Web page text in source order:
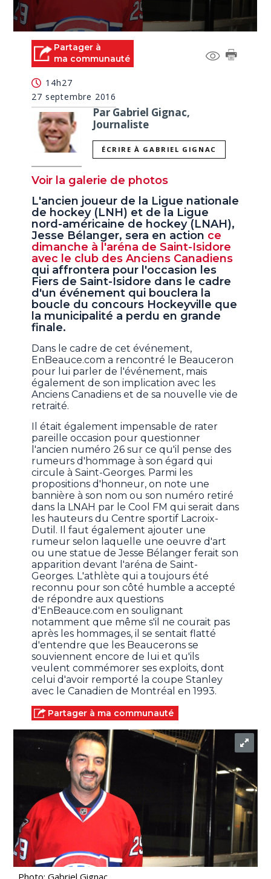
seconds Partager à
ma communauté
14h27
27 septembre 2016
Par Gabriel Gignac,
Journaliste
ÉCRIRE À GABRIEL GIGNAC
Voir la galerie de photos
L'ancien joueur de la Ligue nationale
de hockey (LNH) et de la Ligue
nord-américaine de hockey (LNAH),
Jesse Bélanger, sera en action ce
dimanche à l'aréna de Saint-Isidore
avec le club des Anciens Canadiens
qui affrontera pour l'occasion les
Fiers de Saint-Isidore dans le cadre
d'un événement qui bouclera la
boucle du concours Hockeyville que
la municipalité a perdu en grande
finale.
Dans le cadre de cet événement,
EnBeauce.com a rencontré le Beauceron
pour lui parler de l'événement, mais
également de son implication avec les
Anciens Canadiens et de sa nouvelle vie de
retraité.
Il était également impensable de rater
pareille occasion pour questionner
l'ancien numéro 26 sur ce qu'il pense des
rumeurs d'hommage à son égard qui
circule à Saint-Georges. Parmi les
propositions d'honneur, on note une
bannière à son nom ou son numéro retiré
dans la LNAH par le Cool FM qui serait dans
les hauteurs du Centre sportif Lacroix-
Dutil. Il faut également ajouter une
rumeur selon laquelle une oeuvre d'art
ou une statue de Jesse Bélanger ferait son
apparition devant l'aréna de Saint-
Georges. L'athlète qui a toujours été
reconnu pour son côté humble a accepté
de répondre aux questions
d'EnBeauce.com en soulignant
notamment que même s'il ne courait pas
après les hommages, il se sentait flatté
d'entendre que les Beaucerons se
souviennent encore de lui et qu'ils
veulent commémorer ses exploits, dont
celui d'avoir remporté la coupe Stanley
avec le Canadien de Montréal en 1993.
Partager à ma communauté